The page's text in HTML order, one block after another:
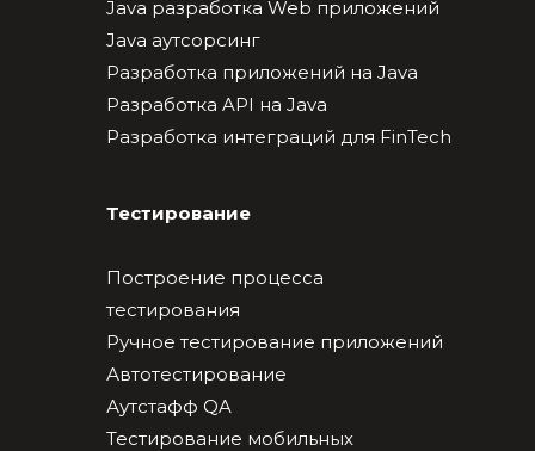
Java разработка Web приложений
Java аутсорсинг
Разработка приложений на Java
Разработка API на Java
Разработка интеграций для FinTech
Тестирование
Построение процесса
тестирования
Ручное тестирование приложений
Автотестирование
Аутстафф QA
Тестирование мобильных